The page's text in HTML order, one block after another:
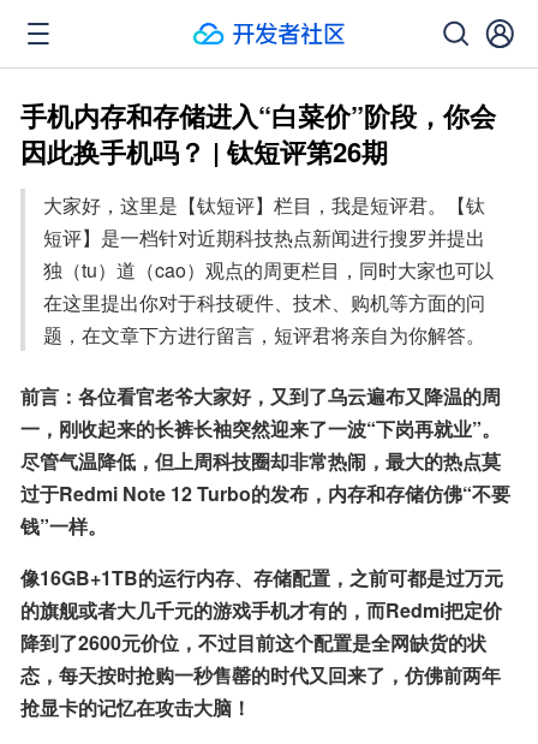
手机内存和存储进入“白菜价”阶段，你会
因此换手机吗？ | 钛短评第26期
大家好，这里是【钛短评】栏目，我是短评君。【钛
短评】是一档针对近期科技热点新闻进行搜罗并提出
独（tu）道（cao）观点的周更栏目，同时大家也可以
在这里提出你对于科技硬件、技术、购机等方面的问
题，在文章下方进行留言，短评君将亲自为你解答。
前言：各位看官老爷大家好，又到了乌云遍布又降温的周
一，刚收起来的长裤长袖突然迎来了一波“下岗再就业”。
尽管气温降低，但上周科技圈却非常热闹，最大的热点莫
过于Redmi Note 12 Turbo的发布，内存和存储仿佛“不要
钱”一样。
像16GB+1TB的运行内存、存储配置，之前可都是过万元
的旗舰或者大几千元的游戏手机才有的，而Redmi把定价
降到了2600元价位，不过目前这个配置是全网缺货的状
态，每天按时抢购一秒售罄的时代又回来了，仿佛前两年
抢显卡的记忆在攻击大脑！